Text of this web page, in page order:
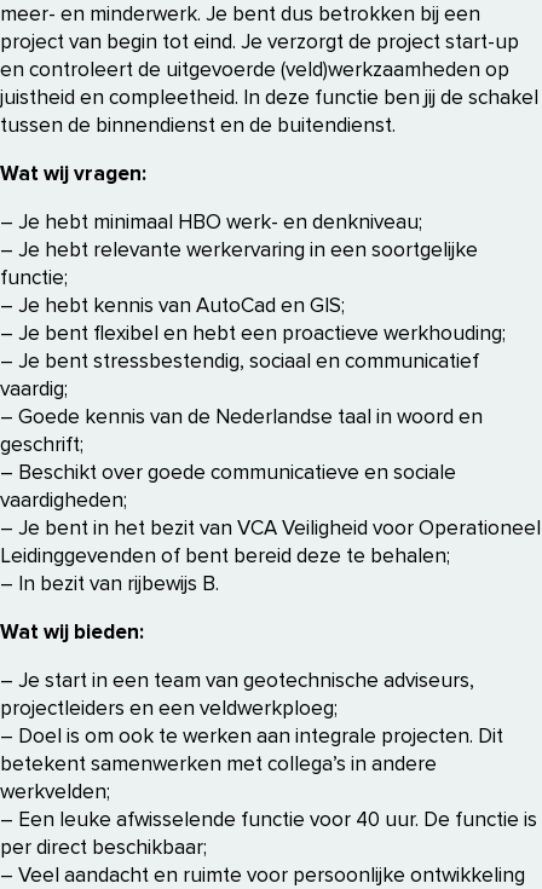
meer- en minderwerk. Je bent dus betrokken bij een
project van begin tot eind. Je verzorgt de project start-up
en controleert de uitgevoerde (veld)werkzaamheden op
juistheid en compleetheid. In deze functie ben jij de schakel
tussen de binnendienst en de buitendienst.
Wat wij vragen:
– Je hebt minimaal HBO werk- en denkniveau;
– Je hebt relevante werkervaring in een soortgelijke
functie;
– Je hebt kennis van AutoCad en GIS;
– Je bent flexibel en hebt een proactieve werkhouding;
– Je bent stressbestendig, sociaal en communicatief
vaardig;
– Goede kennis van de Nederlandse taal in woord en
geschrift;
– Beschikt over goede communicatieve en sociale
vaardigheden;
– Je bent in het bezit van VCA Veiligheid voor Operationeel
Leidinggevenden of bent bereid deze te behalen;
– In bezit van rijbewijs B.
Wat wij bieden:
– Je start in een team van geotechnische adviseurs,
projectleiders en een veldwerkploeg;
– Doel is om ook te werken aan integrale projecten. Dit
betekent samenwerken met collega’s in andere
werkvelden;
– Een leuke afwisselende functie voor 40 uur. De functie is
per direct beschikbaar;
– Veel aandacht en ruimte voor persoonlijke ontwikkeling